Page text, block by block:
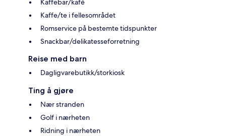
Kaffebar/kafé
Kaffe/te i fellesområdet
Romservice på bestemte tidspunkter
Snackbar/delikatesseforretning
Reise med barn
Dagligvarebutikk/storkiosk
Ting å gjøre
Nær stranden
Golf i nærheten
Ridning i nærheten